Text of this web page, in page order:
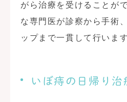
がら治療を受けることが
な専門医が診察から手術
ップまで一貫して行います
いぼ痔の日帰り治